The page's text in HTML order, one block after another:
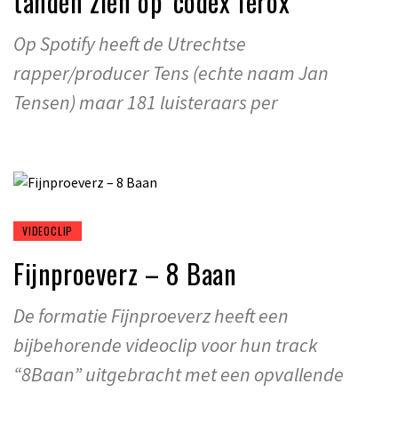
Op Spotify heeft de Utrechtse
rapper/producer Tens (echte naam Jan
Tensen) maar 181 luisteraars per
VIDEOCLIP
Fijnproeverz – 8 Baan
De formatie Fijnproeverz heeft een
bijbehorende videoclip voor hun track
“8Baan” uitgebracht met een opvallende